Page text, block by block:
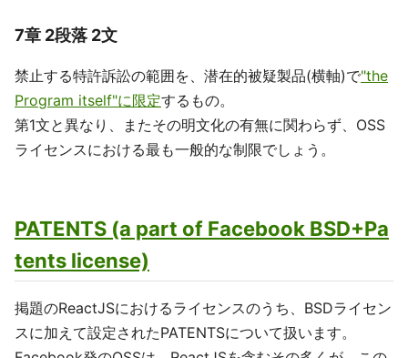
7章 2段落 2文
禁止する特許訴訟の範囲を、潜在的被疑製品(横軸)で"the
Program itself"に限定するもの。
第1文と異なり、またその明文化の有無に関わらず、OSS
ライセンスにおける最も一般的な制限でしょう。
PATENTS (a part of Facebook BSD+Pa
tents license)
掲題のReactJSにおけるライセンスのうち、BSDライセン
スに加えて設定されたPATENTSについて扱います。